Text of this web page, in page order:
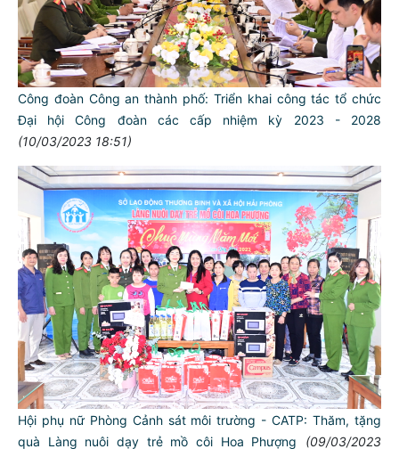
Công đoàn Công an thành phố: Triển khai công tác tổ chức
Đại hội Công đoàn các cấp nhiệm kỳ 2023 - 2028
(10/03/2023 18:51)
Hội phụ nữ Phòng Cảnh sát môi trường - CATP: Thăm, tặng
quà Làng nuôi dạy trẻ mồ côi Hoa Phượng
(09/03/2023